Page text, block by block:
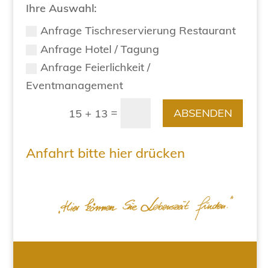
Ihre Auswahl:
Anfrage Tischreservierung Restaurant
Anfrage Hotel / Tagung
Anfrage Feierlichkeit /
Eventmanagement
15 + 13 = ABSENDEN
Anfahrt bitte hier drücken